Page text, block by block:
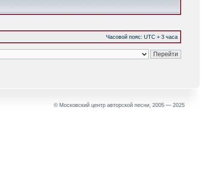
Часовой пояс: UTC + 3 часа
© Московский центр авторской песни, 2005 — 2025